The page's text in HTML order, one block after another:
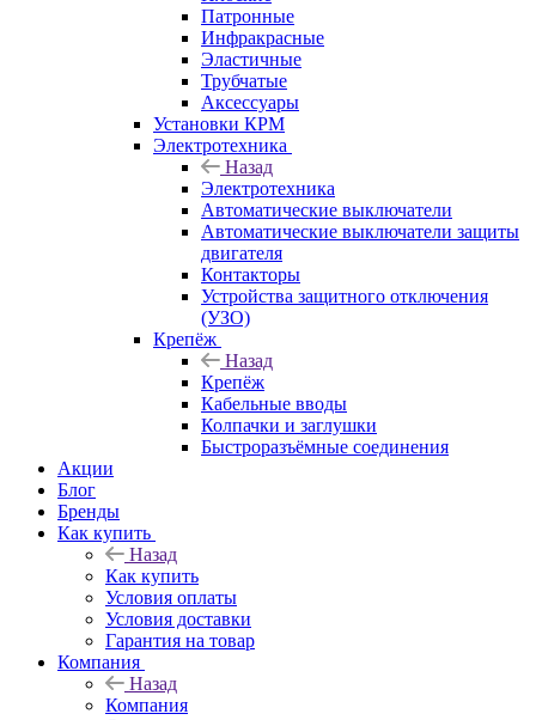
Патронные
Инфракрасные
Эластичные
Трубчатые
Аксессуары
Установки КРМ
Электротехника
Назад
Электротехника
Автоматические выключатели
Автоматические выключатели защиты
двигателя
Контакторы
Устройства защитного отключения
(УЗО)
Крепёж
Назад
Крепёж
Кабельные вводы
Колпачки и заглушки
Быстроразъёмные соединения
Акции
Блог
Бренды
Как купить
Назад
Как купить
Условия оплаты
Условия доставки
Гарантия на товар
Компания
Назад
Компания